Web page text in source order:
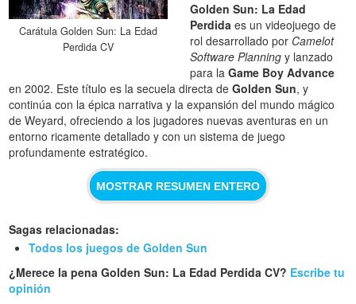
Carátula Golden Sun: La Edad
Perdida CV
Golden Sun: La Edad
Perdida es un videojuego de
rol desarrollado por Camelot
Software Planning y lanzado
para laGame Boy Advance
en 2002. Este título es la secuela directa deGolden Sun, y
continúa con la épica narrativa y la expansión del mundo mágico
de Weyard, ofreciendo a los jugadores nuevas aventuras en un
entorno ricamente detallado y con un sistema de juego
profundamente estratégico.
MOSTRAR RESUMEN ENTERO
Sagas relacionadas:
Todos los juegos de Golden Sun
¿Merece la pena Golden Sun: La Edad Perdida CV? Escribe tu
opinión